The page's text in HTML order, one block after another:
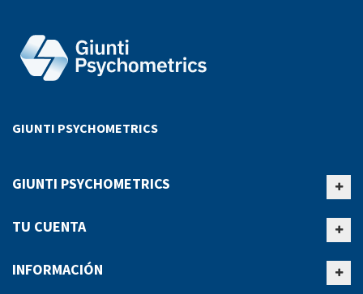
GIUNTI PSYCHOMETRICS
GIUNTI PSYCHOMETRICS
TU CUENTA
INFORMACIÓN